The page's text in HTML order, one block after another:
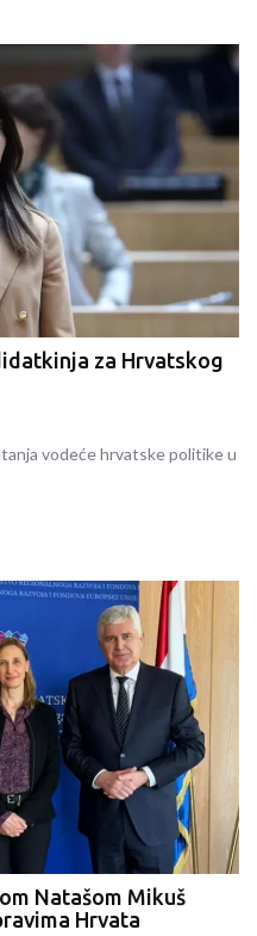
za Hrvatskog
vodeće hrvatske politike u
Natašom Mikuš
Hrvata